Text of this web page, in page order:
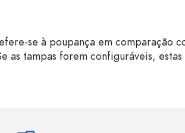
se à poupança em comparação
as tampas forem configuráveis,